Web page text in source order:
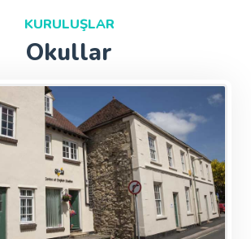
KURULUŞLAR
Okullar